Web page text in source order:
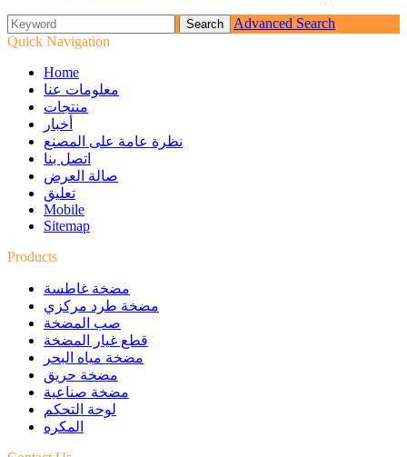
Advanced Search
Quick Navigation
Home
معلومات عنا
منتجات
أخبار
نظرة عامة على المصنع
اتصل بنا
صالة العرض
تعليق
Mobile
Sitemap
Products
مضخة غاطسة
مضخة طرد مركزي
صب المضخة
قطع غيار المضخة
مضخة مياه البحر
مضخة حريق
مضخة صناعية
لوحة التحكم
المكره